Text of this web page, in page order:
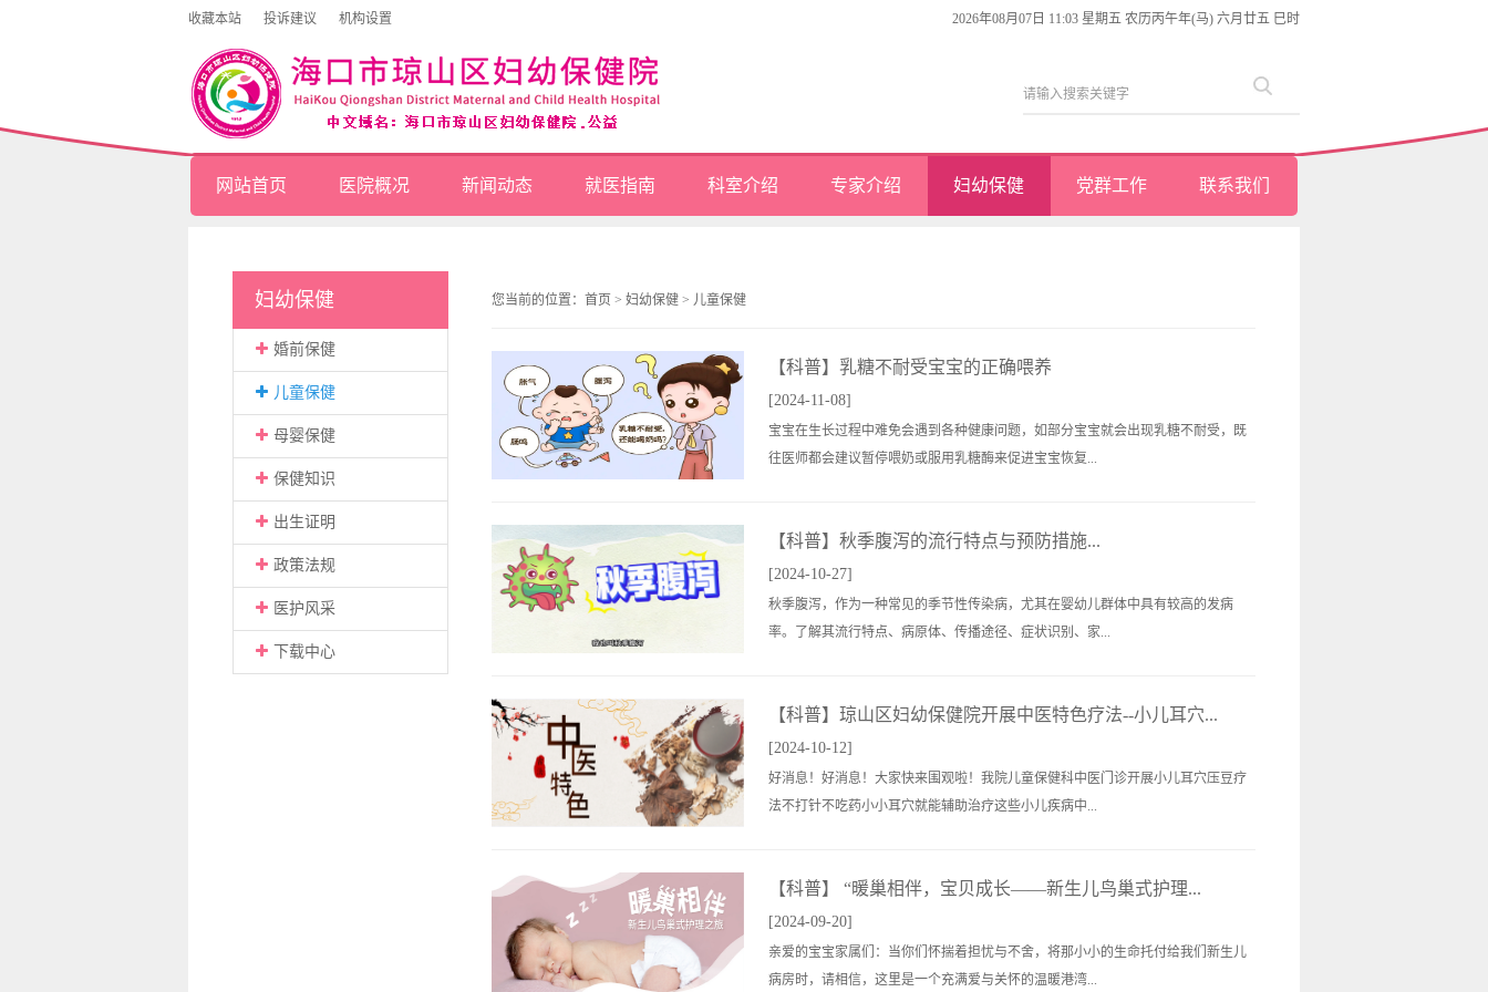
收藏本站 投诉建议 机构设置 2026年08月07日 11:03 星期五 农历丙午年(马) 六月廿五 巳时
网站首页 医院概况 新闻动态 就医指南 科室介绍 专家介绍 妇幼保健 党群工作 联系我们
妇幼保健
婚前保健
儿童保健
母婴保健
保健知识
出生证明
政策法规
医护风采
下载中心
您当前的位置： 首页 > 妇幼保健 > 儿童保健
【科普】乳糖不耐受宝宝的正确喂养
[2024-11-08]
宝宝在生长过程中难免会遇到各种健康问题，如部分宝宝就会出现乳糖不耐受，既
往医师都会建议暂停喂奶或服用乳糖酶来促进宝宝恢复...
【科普】秋季腹泻的流行特点与预防措施...
[2024-10-27]
秋季腹泻，作为一种常见的季节性传染病，尤其在婴幼儿群体中具有较高的发病
率。了解其流行特点、病原体、传播途径、症状识别、家...
【科普】琼山区妇幼保健院开展中医特色疗法--小儿耳穴...
[2024-10-12]
好消息！好消息！大家快来围观啦！我院儿童保健科中医门诊开展小儿耳穴压豆疗
法不打针不吃药小小耳穴就能辅助治疗这些小儿疾病中...
【科普】 “暖巢相伴，宝贝成长——新生儿鸟巢式护理...
[2024-09-20]
亲爱的宝宝家属们：当你们怀揣着担忧与不舍，将那小小的生命托付给我们新生儿
病房时，请相信，这里是一个充满爱与关怀的温暖港湾...